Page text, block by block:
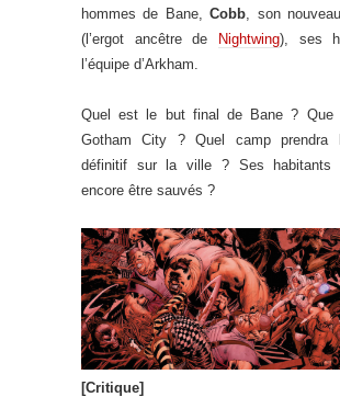
hommes de Bane,Cobb, son
(l’ergot ancêtre de
Nightwing), ses
l’équipe d’Arkham.
Quel est le but final de Bane ? Que
Gotham City ? Quel camp prendra
définitif sur la ville ? Ses habitants
encore être sauvés ?
[Critique]